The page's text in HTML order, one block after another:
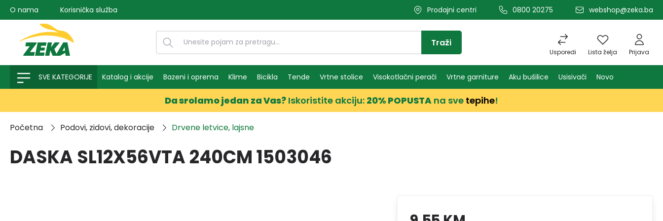
pretragu Preskoči na glavnu navigaciju
O nama Korisnička služba Prodajni centri 0800 20275 webshop@zeka.ba
Usporedi Lista želja Prijava
Traži
SVE KATEGORIJE Katalog i akcije Bazeni i oprema Klime Bicikla Tende Vrtne stolice Visokotlačni perači Vrtne garniture Aku bušilice Usisivači Novo
Da srolamo jedan za Vas? Iskoristite akciju: 20% POPUSTA na sve tepihe!
Početna Podovi, zidovi, dekoracije Drvene letvice, lajsne
DASKA SL12X56VTA 240CM 1503046